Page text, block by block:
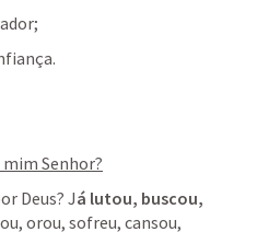
mim Senhor?
Deus? Já lutou, buscou,
orou, sofreu, cansou,